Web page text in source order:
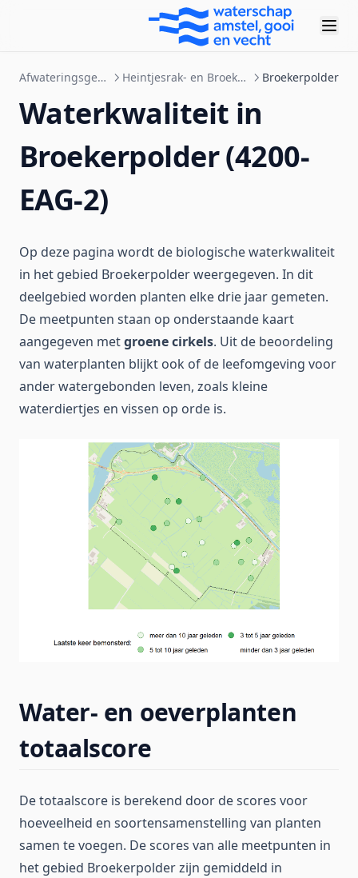
Afwateringsgebieden Heintjesrak- en Broekerpolder Broekerpolder
Waterkwaliteit in
Broekerpolder (4200-
EAG-2)
Op deze pagina wordt de biologische waterkwaliteit
in het gebied Broekerpolder weergegeven. In dit
deelgebied worden planten elke drie jaar gemeten.
De meetpunten staan op onderstaande kaart
aangegeven metgroene cirkels. Uit de beoordeling
van waterplanten blijkt ook of de leefomgeving voor
ander watergebonden leven, zoals kleine
waterdiertjes en vissen op orde is.
Water- en oeverplanten
totaalscore
De totaalscore is berekend door de scores voor
hoeveelheid en soortensamenstelling van planten
samen te voegen. De scores van alle meetpunten in
het gebied Broekerpolder zijn gemiddeld in